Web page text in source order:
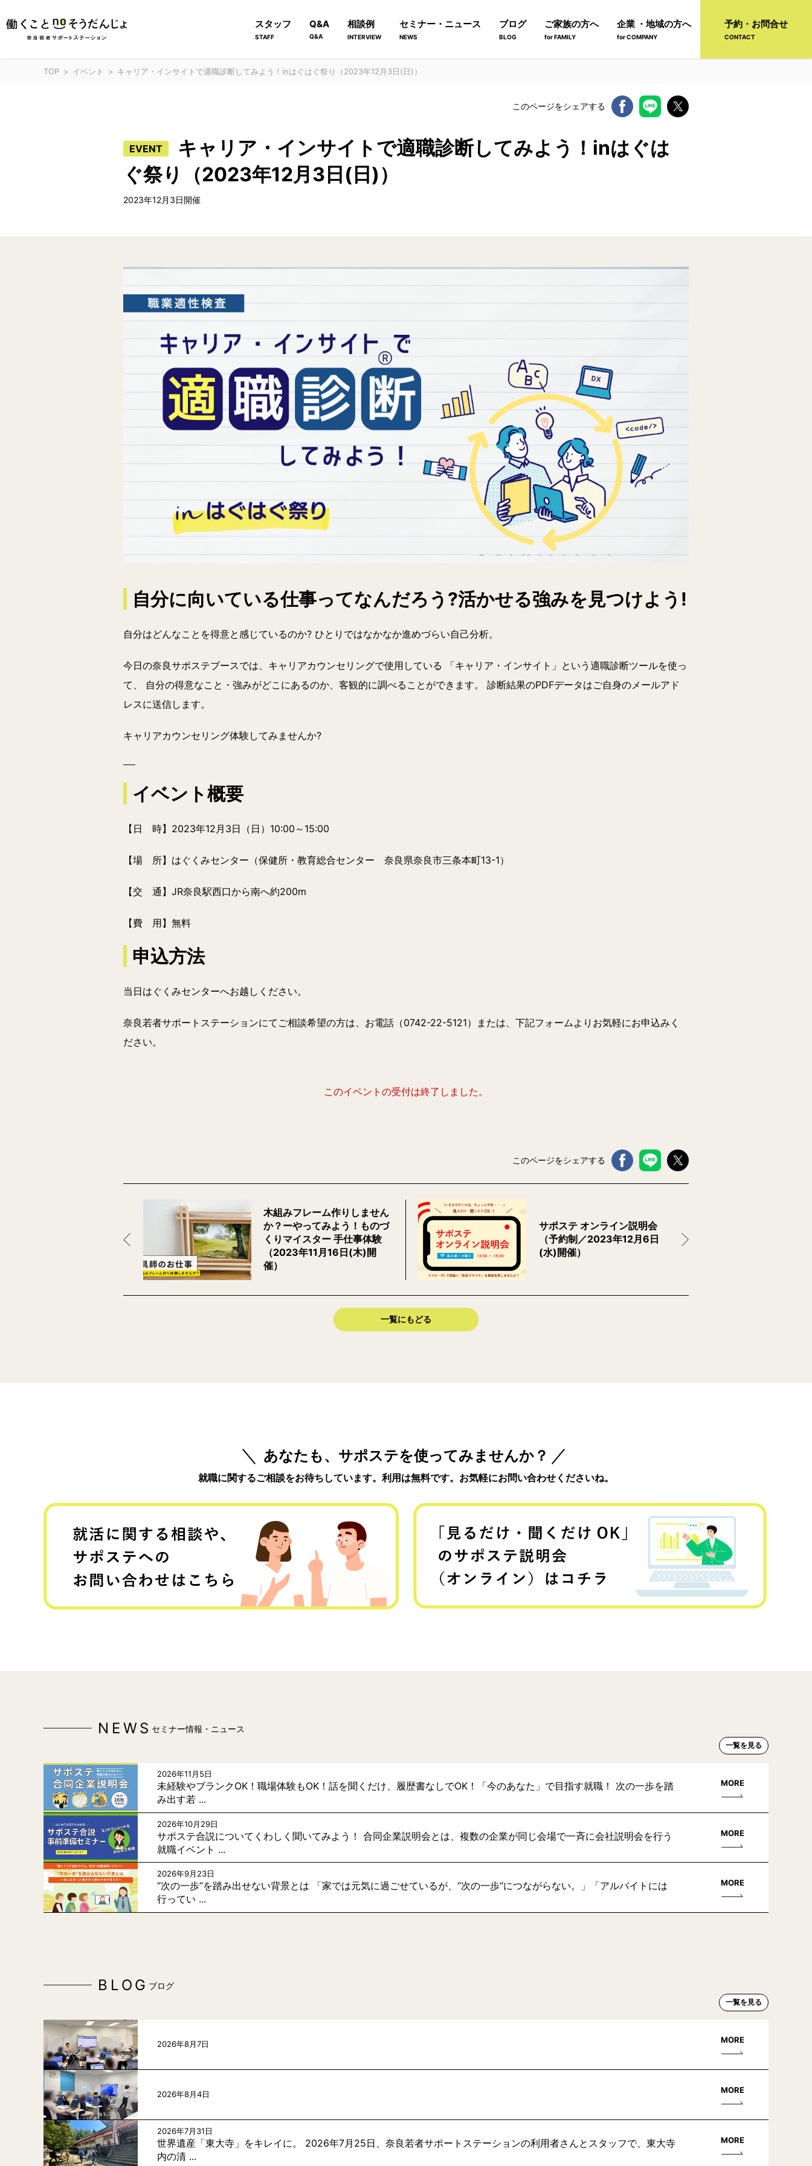
スタッフ
STAFF
Q&A
Q&A
相談例
INTERVIEW
セミナー・ニュース
NEWS
ブログ
BLOG
ご家族の方へ
for FAMILY
企業 ・地域の方へ
for COMPANY
予約・お問合せ
CONTACT
TOP イベント キャリア・インサイトで適職診断してみよう！inはぐはぐ祭り（2023年12月3日(日)）
このページをシェアする
EVENT
キャリア・インサイトで適職診断してみよう！inはぐは
ぐ祭り（2023年12月3日(日)）
2023年12月3日開催
自分に向いている仕事ってなんだろう?活かせる強みを見つけよう!
自分はどんなことを得意と感じているのか? ひとりではなかなか進めづらい自己分析。
今日の奈良サポステブースでは、キャリアカウンセリングで使用している 「キャリア・インサイト」という適職診断ツールを使っ
て、 自分の得意なこと・強みがどこにあるのか、客観的に調べることができます。 診断結果のPDFデータはご自身のメールアド
レスに送信します。
キャリアカウンセリング体験してみませんか?
イベント概要
【日 時】 2023年12月3日（日） 10:00～15:00
【場 所】 はぐくみセンター（保健所・教育総合センター 奈良県奈良市三条本町13-1）
【交 通】 JR奈良駅西口から南へ約200m
【費 用】 無料
申込方法
当日はぐくみセンターへお越しください。
奈良若者サポートステーションにてご相談希望の方は、お電話（0742-22-5121）または、下記フォームよりお気軽にお申込みく
ださい。
このイベントの受付は終了しました。
このページをシェアする
木組みフレーム作りしません
か？ーやってみよう！ものづ
くりマイスター 手仕事体験
（2023年11月16日(木)開
催）
サポステ オンライン説明会
（予約制／2023年12月6日
(水)開催）
一覧にもどる
あなたも、サポステを使ってみませんか？
就職に関するご相談をお待ちしています。利用は無料です。お気軽にお問い合わせくださいね。
NEWS セミナー情報・ニュース
一覧を見る
2026年11月5日
未経験やブランクOK！職場体験もOK！話を聞くだけ、履歴書なしでOK！「今のあなた」で目指す就職！ 次の一歩を踏
み出す若 ...
MORE
2026年10月29日
サポステ合説についてくわしく聞いてみよう！ 合同企業説明会とは、複数の企業が同じ会場で一斉に会社説明会を行う
就職イベント ...
MORE
2026年9月23日
“次の一歩”を踏み出せない背景とは 「家では元気に過ごせているが、“次の一歩“につながらない。」「アルバイトには
行ってい ...
MORE
BLOG ブログ
一覧を見る
2026年8月7日 MORE
2026年8月4日 MORE
2026年7月31日
世界遺産「東大寺」をキレイに。 2026年7月25日、奈良若者サポートステーションの利用者さんとスタッフで、東大寺
内の清 ...
MORE